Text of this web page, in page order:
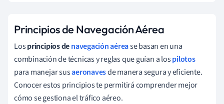
Principios de Navegación Aérea
Losprincipios denavegación aérease basan en una
combinación de técnicas y reglas que guían a lospilotos
para manejar susaeronavesde manera segura y eficiente.
Conocer estos principios te permitirá comprender mejor
cómo se gestiona el tráfico aéreo.